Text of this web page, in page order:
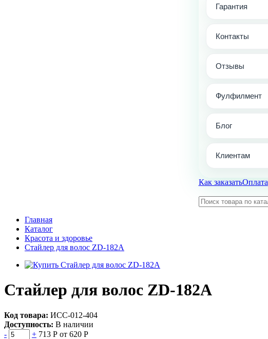
Гарантия
Контакты
Отзывы
Фулфилмент
Блог
Клиентам
Как заказатьОплата
Главная
Каталог
Красота и здоровье
Стайлер для волос ZD-182A
Стайлер для волос ZD-182A
Код товара: ИСС-012-404
Доступность: В наличии
-
+ 713 Р от 620 Р